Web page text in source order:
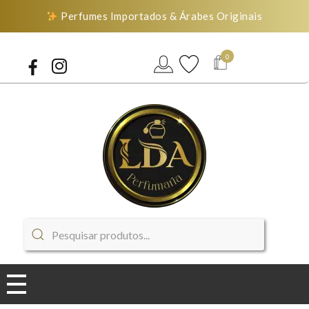
Perfumes Importados & Árabes Originais
0